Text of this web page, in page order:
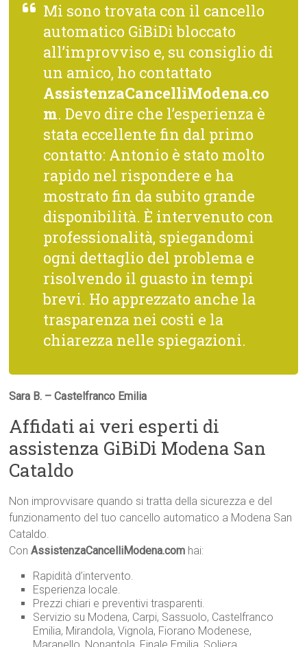
Mi sono trovata con il cancello
automatico GiBiDi bloccato
all’improvviso e, su consiglio di
un amico, ho contattato
AssistenzaCancelliModena.co
m. Devo dire che l’esperienza è
stata eccellente fin dal primo
contatto: Antonio è stato molto
rapido nel rispondere e ha
mostrato fin da subito grande
disponibilità. È intervenuto con
professionalità, spiegandomi
ogni dettaglio del problema e
risolvendo il guasto in tempi
brevi. Ho apprezzato anche la
trasparenza nei costi e la
chiarezza nelle spiegazioni.
Sara B. – Castelfranco Emilia
Affidati ai veri esperti di
assistenza GiBiDi Modena San
Cataldo
Non improvvisare quando si tratta della sicurezza e del
funzionamento del tuo cancello automatico a Modena San
Cataldo.
ConAssistenzaCancelliModena.com hai:
Rapidità d’intervento.
Esperienza locale.
Prezzi chiari e preventivi trasparenti.
Servizio su Modena, Carpi, Sassuolo, Castelfranco
Emilia, Mirandola, Vignola, Fiorano Modenese,